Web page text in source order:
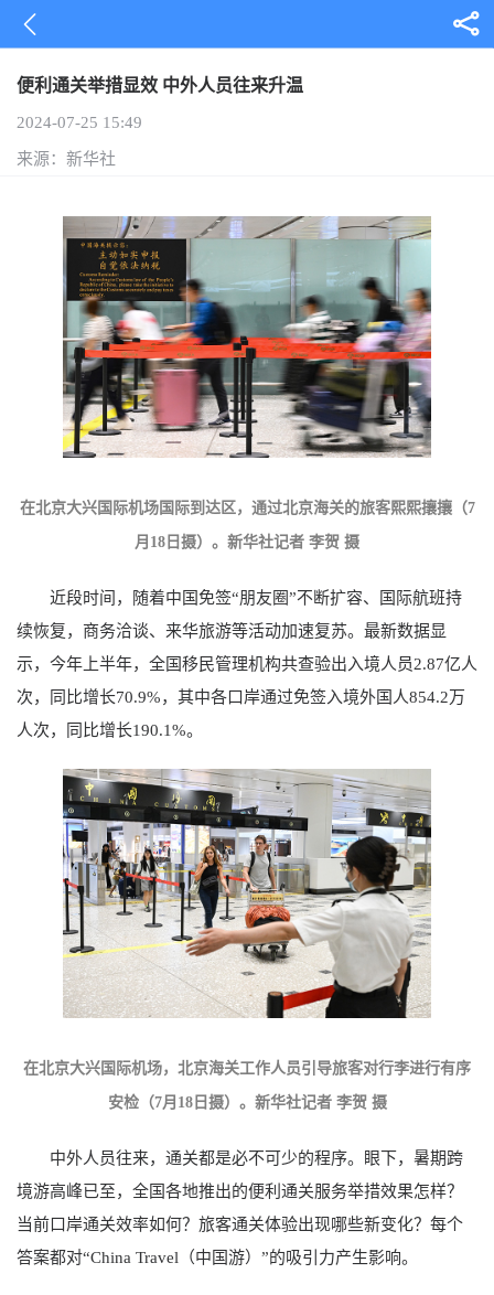
便利通关举措显效 中外人员往来升温
2024-07-25 15:49
来源：新华社
在北京大兴国际机场国际到达区，通过北京海关的旅客熙熙攘攘（7
月18日摄）。新华社记者 李贺 摄
近段时间，随着中国免签“朋友圈”不断扩容、国际航班持
续恢复，商务洽谈、来华旅游等活动加速复苏。最新数据显
示，今年上半年，全国移民管理机构共查验出入境人员2.87亿人
次，同比增长70.9%，其中各口岸通过免签入境外国人854.2万
人次，同比增长190.1%。
在北京大兴国际机场，北京海关工作人员引导旅客对行李进行有序
安检（7月18日摄）。新华社记者 李贺 摄
中外人员往来，通关都是必不可少的程序。眼下，暑期跨
境游高峰已至，全国各地推出的便利通关服务举措效果怎样？
当前口岸通关效率如何？旅客通关体验出现哪些新变化？每个
答案都对“China Travel（中国游）”的吸引力产生影响。